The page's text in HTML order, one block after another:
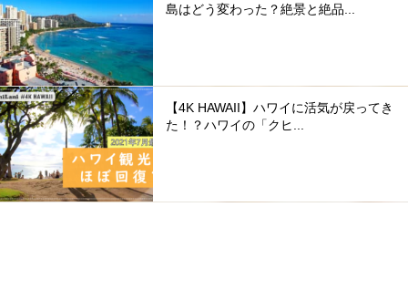
島はどう変わった？絶景と絶品...
【4K HAWAII】ハワイに活気が戻ってき
た！？ハワイの「クヒ...